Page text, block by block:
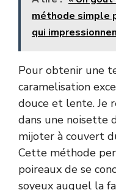
méthode simple
qui
Pour obtenir une
caramelisation
douce et lente. Je
dans une noisette
mijoter à couvert
Cette méthode
poireaux de se
soyeux auquel la